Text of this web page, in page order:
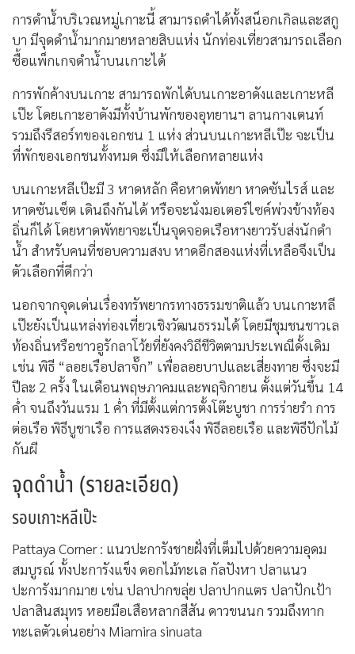
การดำน้ำบริเวณหมู่เกาะนี้ สามารถดำได้ทั้งสน็อกเกิลและสกู
บา มีจุดดำน้ำมากมายหลายสิบแห่ง นักท่องเที่ยวสามารถเลือก
ซื้อแพ็กเกจดำน้ำบนเกาะได้
การพักค้างบนเกาะ สามารถพักได้บนเกาะอาดังและเกาะหลี
เป๊ะ โดยเกาะอาดังมีทั้งบ้านพักของอุทยานฯ ลานกางเตนท์
รวมถึงรีสอร์ทของเอกชน 1 แห่ง ส่วนบนเกาะหลีเป๊ะ จะเป็น
ที่พักของเอกชนทั้งหมด ซึ่งมีให้เลือกหลายแห่ง
บนเกาะหลีเป๊ะมี 3 หาดหลัก คือหาดพัทยา หาดซันไรส์ และ
หาดซันเซ็ต เดินถึงกันได้ หรือจะนั่งมอเตอร์ไซค์พ่วงข้างท้อง
ถิ่นก็ได้ โดยหาดพัทยาจะเป็นจุดจอดเรือหางยาวรับส่งนักดำ
น้ำ สำหรับคนที่ชอบความสงบ หาดอีกสองแห่งที่เหลือจึงเป็น
ตัวเลือกที่ดีกว่า
นอกจากจุดเด่นเรื่องทรัพยากรทางธรรมชาติแล้ว บนเกาะหลี
เป๊ะยังเป็นแหล่งท่องเที่ยวเชิงวัฒนธรรมได้ โดยมีชุมชนชาวเล
ท้องถิ่นหรือชาวอูรักลาโว้ยที่ยังคงวิถีชีวิตตามประเพณีดั้งเดิม
เช่น พิธี “ลอยเรือปลาจั๊ก” เพื่อลอยบาปและเสี่ยงทาย ซึ่งจะมี
ปีละ 2 ครั้ง ในเดือนพฤษภาคมและพฤจิกายน ตั้งแต่วันขึ้น 14
ค่ำ จนถึงวันแรม 1 ค่ำ ที่มีตั้งแต่การตั้งโต๊ะบูชา การร่ายรำ การ
ต่อเรือ พิธีบูชาเรือ การแสดงรองเง็ง พิธีลอยเรือ และพิธีปักไม้
กันผี
จุดดำน้ำ (รายละเอียด)
รอบเกาะหลีเป๊ะ
Pattaya Corner : แนวปะการังชายฝั่งที่เต็มไปด้วยความอุดม
สมบูรณ์ ทั้งปะการังแข็ง ดอกไม้ทะเล กัลปังหา ปลาแนว
ปะการังมากมาย เช่น ปลาปากขลุ่ย ปลาปากแตร ปลาปักเป้า
ปลาสินสมุทร หอยมือเสือหลากสีสัน ดาวขนนก รวมถึงทาก
ทะเลตัวเด่นอย่าง Miamira sinuata